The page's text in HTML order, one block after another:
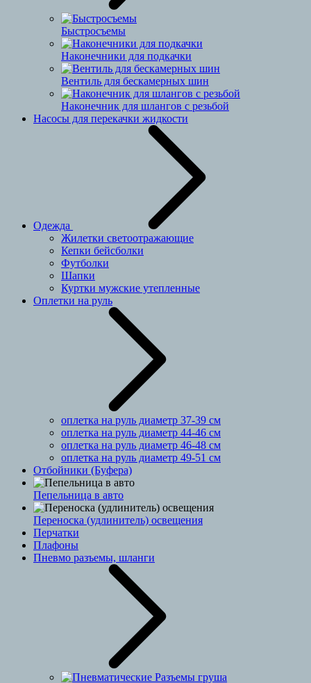
Быстросъемы
Наконечники для подкачки
Вентиль для бескамерных шин
Наконечник для шлангов с резьбой
Насосы для перекачки жидкости
Одежда
Жилетки светоотражающие
Кепки бейсболки
Футболки
Шапки
Куртки мужские утепленные
Оплетки на руль
оплетка на руль диаметр 37-39 см
оплетка на руль диаметр 44-46 см
оплетка на руль диаметр 46-48 см
оплетка на руль диаметр 49-51 см
Отбойники (Буфера)
Пепельница в авто
Переноска (удлинитель) освещения
Перчатки
Плафоны
Пневмо разъемы, шланги